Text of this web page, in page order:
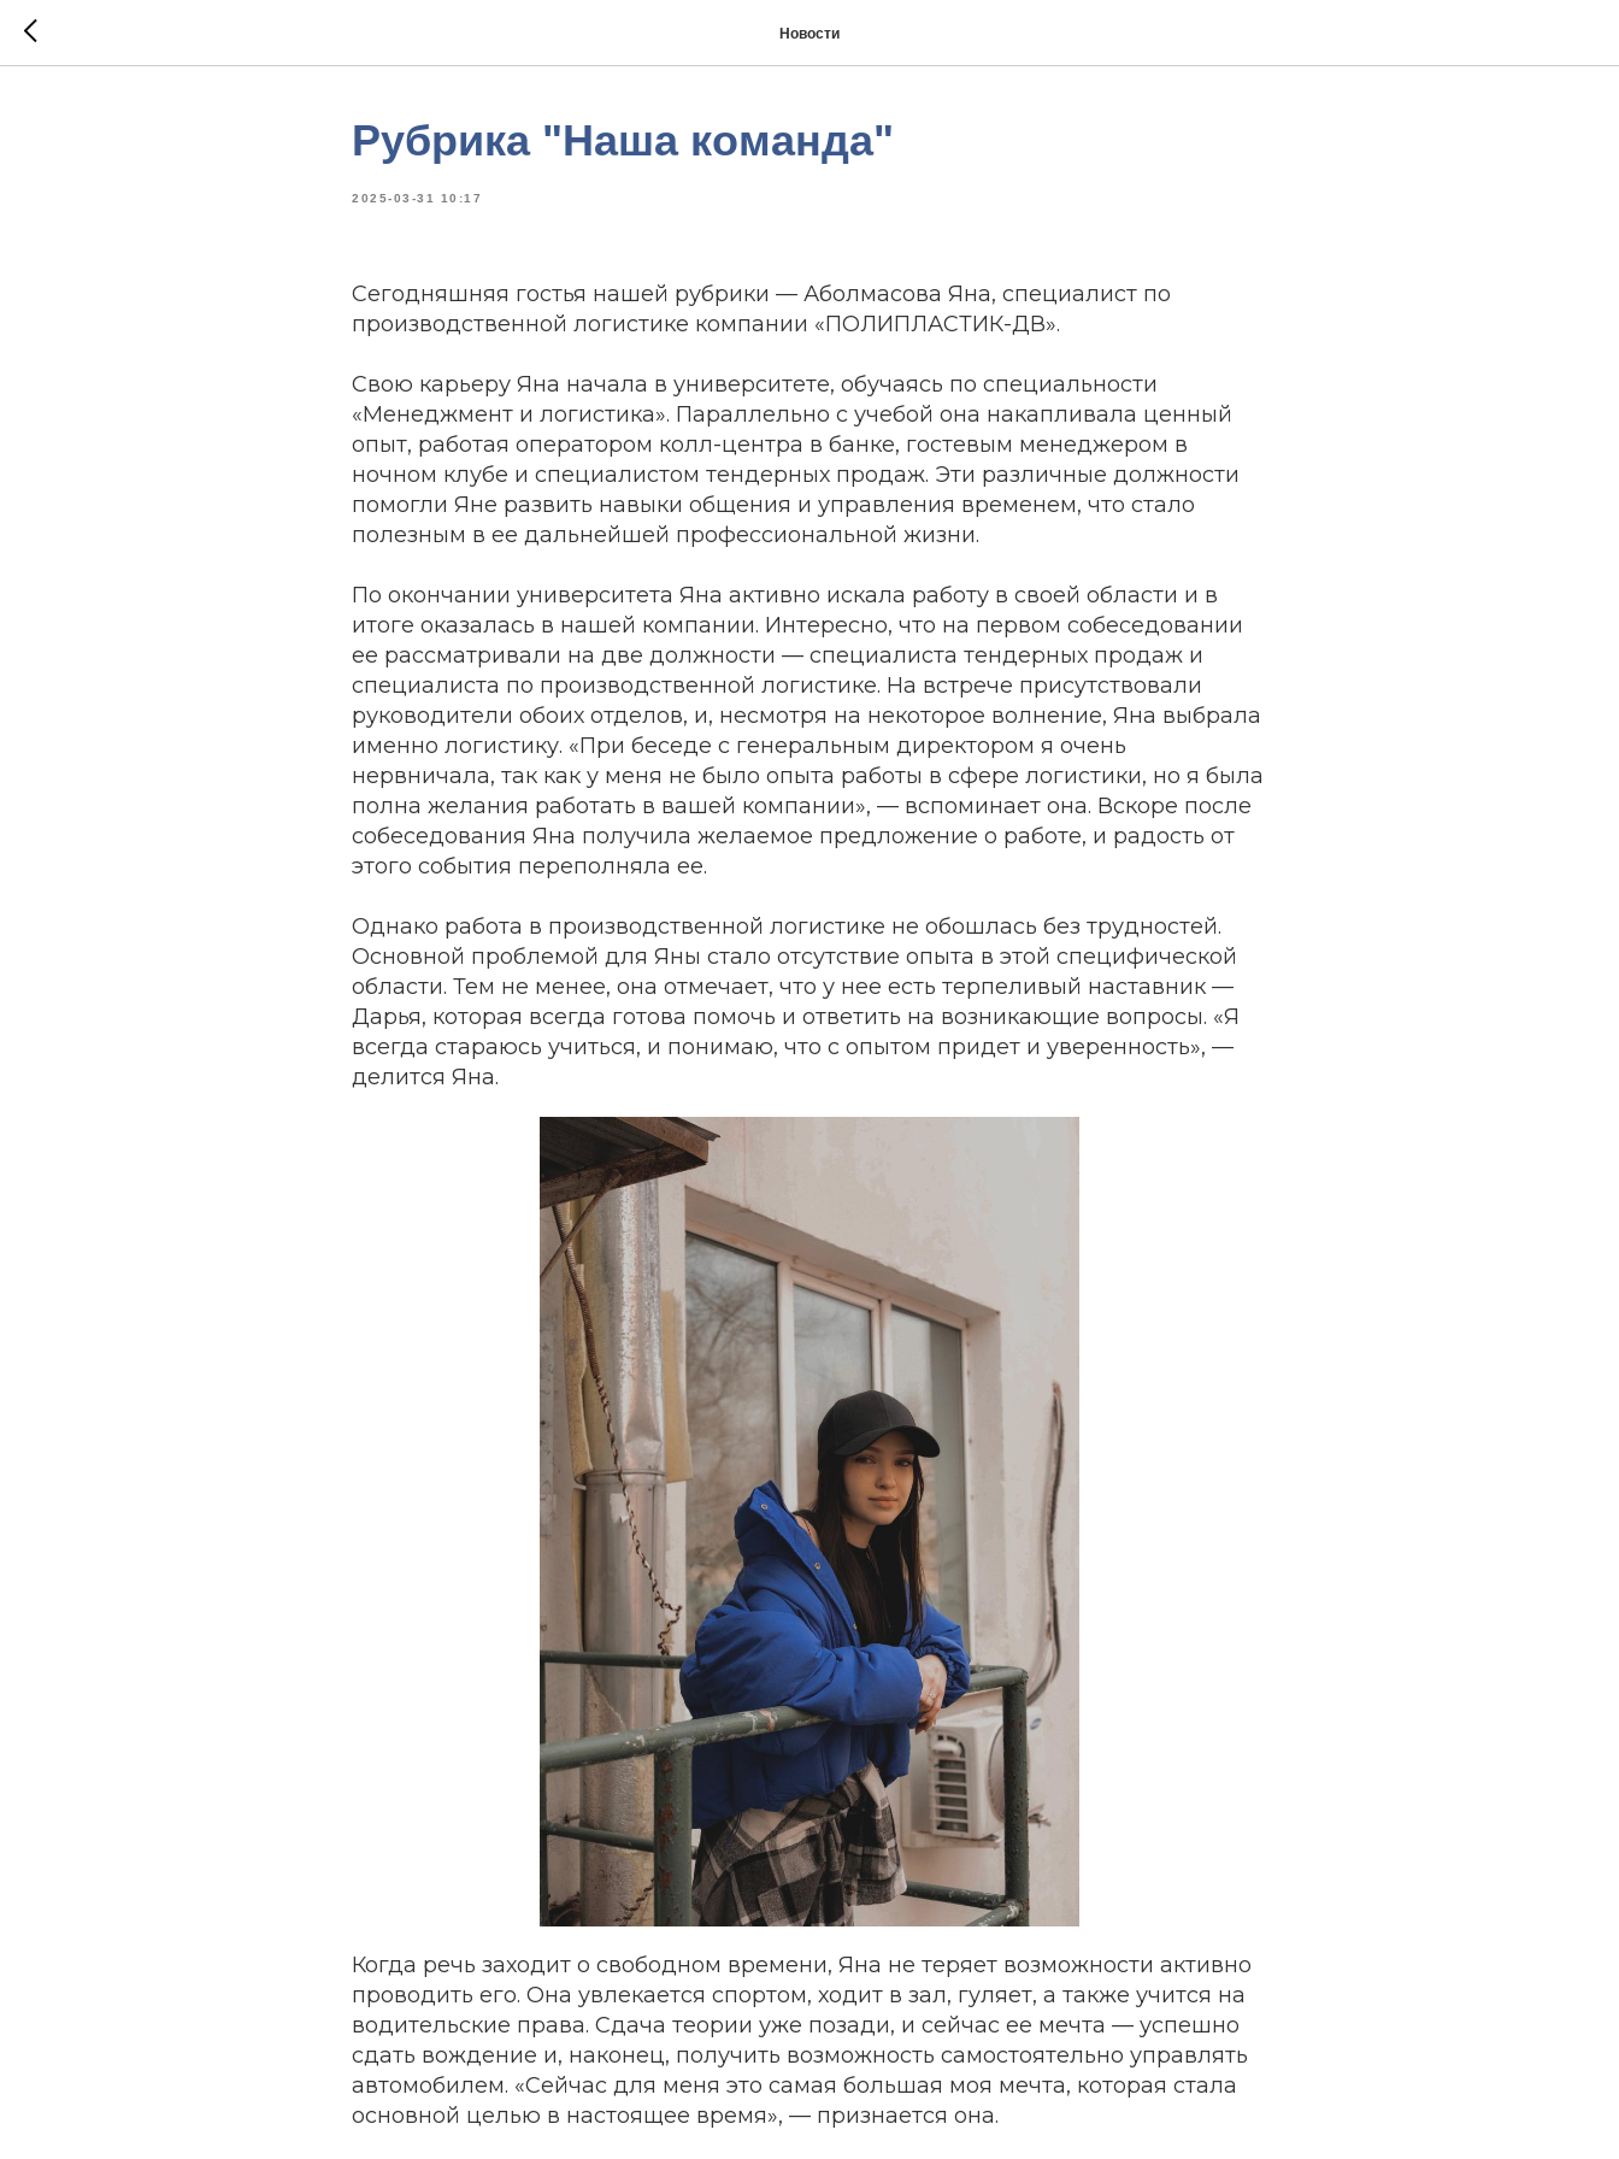
Новости
Рубрика "Наша команда"
2025-03-31 10:17
Сегодняшняя гостья нашей рубрики — Аболмасова Яна, специалист по
производственной логистике компании «ПОЛИПЛАСТИК-ДВ».
Свою карьеру Яна начала в университете, обучаясь по специальности
«Менеджмент и логистика». Параллельно с учебой она накапливала ценный
опыт, работая оператором колл-центра в банке, гостевым менеджером в
ночном клубе и специалистом тендерных продаж. Эти различные должности
помогли Яне развить навыки общения и управления временем, что стало
полезным в ее дальнейшей профессиональной жизни.
По окончании университета Яна активно искала работу в своей области и в
итоге оказалась в нашей компании. Интересно, что на первом собеседовании
ее рассматривали на две должности — специалиста тендерных продаж и
специалиста по производственной логистике. На встрече присутствовали
руководители обоих отделов, и, несмотря на некоторое волнение, Яна выбрала
именно логистику. «При беседе с генеральным директором я очень
нервничала, так как у меня не было опыта работы в сфере логистики, но я была
полна желания работать в вашей компании», — вспоминает она. Вскоре после
собеседования Яна получила желаемое предложение о работе, и радость от
этого события переполняла ее.
Однако работа в производственной логистике не обошлась без трудностей.
Основной проблемой для Яны стало отсутствие опыта в этой специфической
области. Тем не менее, она отмечает, что у нее есть терпеливый наставник —
Дарья, которая всегда готова помочь и ответить на возникающие вопросы. «Я
всегда стараюсь учиться, и понимаю, что с опытом придет и уверенность», —
делится Яна.
Когда речь заходит о свободном времени, Яна не теряет возможности активно
проводить его. Она увлекается спортом, ходит в зал, гуляет, а также учится на
водительские права. Сдача теории уже позади, и сейчас ее мечта — успешно
сдать вождение и, наконец, получить возможность самостоятельно управлять
автомобилем. «Сейчас для меня это самая большая моя мечта, которая стала
основной целью в настоящее время», — признается она.